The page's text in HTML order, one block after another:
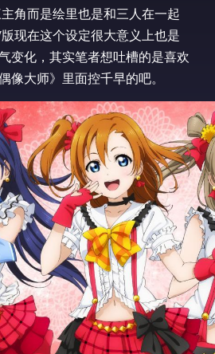
角而是绘里也是和三人在一起
现在这个设定很大意义上也是
变化，其实笔者想吐槽的是喜欢
像大师》里面控千早的吧。